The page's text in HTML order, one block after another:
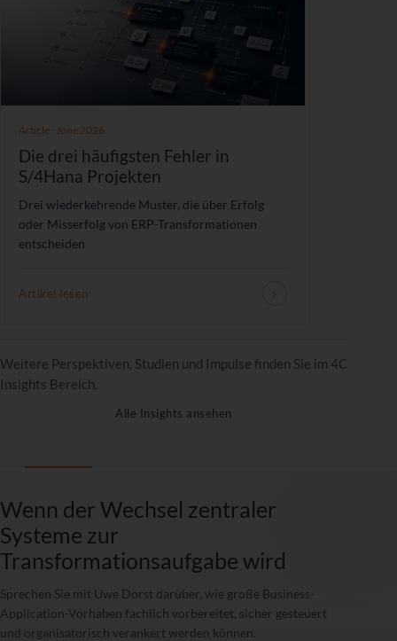
Insights
Article · June 2026
Die drei häufigsten Fehler in
S/4Hana Projekten
Drei wiederkehrende Muster, die über Erfolg
oder Misserfolg von ERP-Transformationen
entscheiden
Artikel lesen ›
Weitere Perspektiven, Studien und Impulse finden Sie im 4C
Insights Bereich.
Alle Insights ansehen
Wenn der Wechsel zentraler
Systeme zur
Transformationsaufgabe wird
Sprechen Sie mit Uwe Dorst darüber, wie große Business-
Application-Vorhaben fachlich vorbereitet, sicher gesteuert
und organisatorisch verankert werden können.